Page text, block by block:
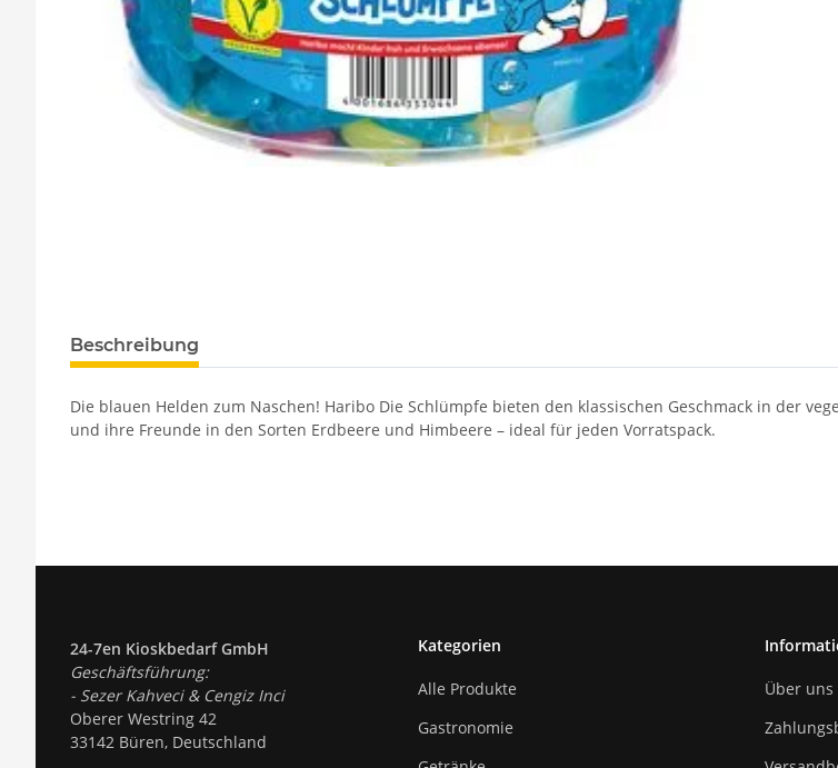
Beschreibung
Die blauen Helden zum Naschen! Haribo Die Schlümpfe bieten den klassischen Geschmack in der
und ihre Freunde in den Sorten Erdbeere und Himbeere – ideal für jeden Vorratspack.
24-7en Kioskbedarf GmbH
Geschäftsführung:
- Sezer Kahveci & Cengiz Inci
Oberer Westring 42
33142 Büren, Deutschland
Kategorien
Alle Produkte
Gastronomie
Über